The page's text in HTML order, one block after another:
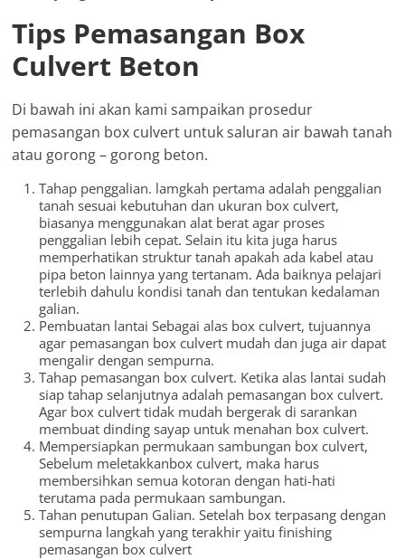
Tips Pemasangan Box
Culvert Beton
Di bawah ini akan kami sampaikan prosedur
pemasangan box culvert untuk saluran air bawah tanah
atau gorong – gorong beton.
Tahap penggalian. lamgkah pertama adalah penggalian
tanah sesuai kebutuhan dan ukuran box culvert,
biasanya menggunakan alat berat agar proses
penggalian lebih cepat. Selain itu kita juga harus
memperhatikan struktur tanah apakah ada kabel atau
pipa beton lainnya yang tertanam. Ada baiknya pelajari
terlebih dahulu kondisi tanah dan tentukan kedalaman
galian.
Pembuatan lantai Sebagai alas box culvert, tujuannya
agar pemasangan box culvert mudah dan juga air dapat
mengalir dengan sempurna.
Tahap pemasangan box culvert. Ketika alas lantai sudah
siap tahap selanjutnya adalah pemasangan box culvert.
Agar box culvert tidak mudah bergerak di sarankan
membuat dinding sayap untuk menahan box culvert.
Mempersiapkan permukaan sambungan box culvert,
Sebelum meletakkanbox culvert, maka harus
membersihkan semua kotoran dengan hati-hati
terutama pada permukaan sambungan.
Tahan penutupan Galian. Setelah box terpasang dengan
sempurna langkah yang terakhir yaitu finishing
pemasangan box culvert